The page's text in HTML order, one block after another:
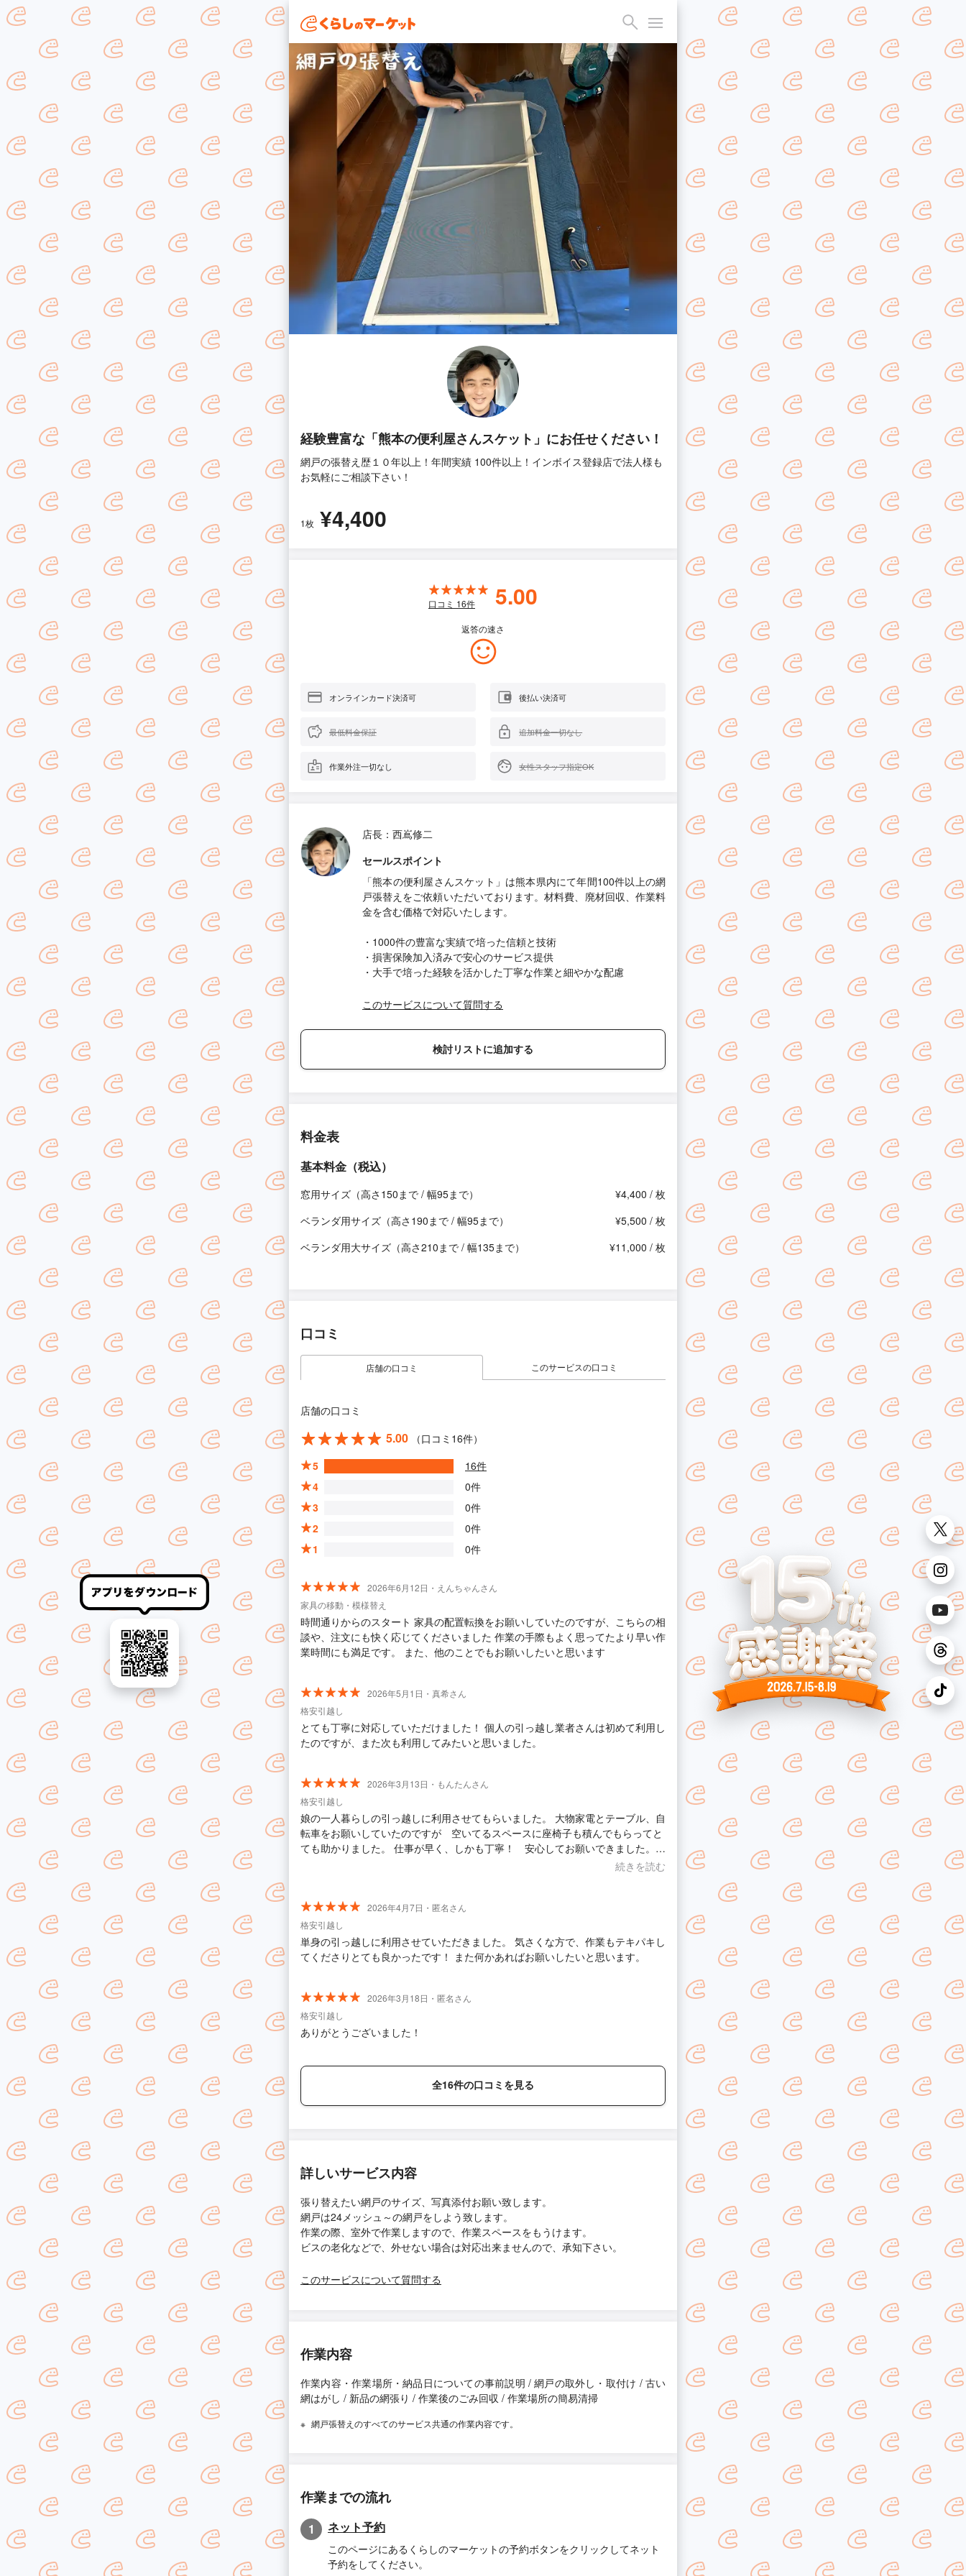
経験豊富な「熊本の便利屋さんスケット」にお任せください！
網戸の張替え歴１０年以上！年間実績 100件以上！インボイス登録店で法人様も
お気軽にご相談下さい！
1枚 ¥4,400
口コミ 16件 5.00
返答の速さ
オンラインカード決済可 後払い決済可
最低料金保証 追加料金一切なし
作業外注一切なし 女性スタッフ指定OK
店長：西嶌修二
セールスポイント
「熊本の便利屋さんスケット」は熊本県内にて年間100件以上の網
戸張替えをご依頼いただいております。材料費、廃材回収、作業料
金を含む価格で対応いたします。
・1000件の豊富な実績で培った信頼と技術
・損害保険加入済みで安心のサービス提供
・大手で培った経験を活かした丁寧な作業と細やかな配慮
このサービスについて質問する
検討リストに追加する
料金表
基本料金（税込）
窓用サイズ（高さ150まで / 幅95まで）
¥4,400 / 枚
ベランダ用サイズ（高さ190まで / 幅95まで）
¥5,500 / 枚
ベランダ用大サイズ（高さ210まで / 幅135まで）
¥11,000 / 枚
口コミ
店舗の口コミ このサービスの口コミ
店舗の口コミ
5.00
（口コミ16件）
5
16件
4
0件
3
0件
2
0件
1
0件
2026年6月12日・えんちゃんさん
家具の移動・模様替え
時間通りからのスタート 家具の配置転換をお願いしていたのですが、こちらの相
談や、注文にも快く応じてくださいました 作業の手際もよく思ってたより早い作
業時間にも満足です。 また、他のことでもお願いしたいと思います
2026年5月1日・真希さん
格安引越し
とても丁寧に対応していただけました！ 個人の引っ越し業者さんは初めて利用し
たのですが、また次も利用してみたいと思いました。
2026年3月13日・もんたんさん
格安引越し
娘の一人暮らしの引っ越しに利用させてもらいました。 大物家電とテーブル、自
転車をお願いしていたのですが 空いてるスペースに座椅子も積んでもらってと
ても助かりました。 仕事が早く、しかも丁寧！ 安心してお願いできました。ま
続きを読む
2026年4月7日・匿名さん
格安引越し
単身の引っ越しに利用させていただきました。 気さくな方で、作業もテキパキし
てくださりとても良かったです！ また何かあればお願いしたいと思います。
2026年3月18日・匿名さん
格安引越し
ありがとうございました！
全16件の口コミを見る
詳しいサービス内容
張り替えたい網戸のサイズ、写真添付お願い致します。
網戸は24メッシュ～の網戸をしよう致します。
作業の際、室外で作業しますので、作業スペースをもうけます。
ビスの老化などで、外せない場合は対応出来ませんので、承知下さい。
このサービスについて質問する
作業内容
作業内容・作業場所・納品日についての事前説明 / 網戸の取外し・取付け / 古い
網はがし / 新品の網張り / 作業後のごみ回収 / 作業場所の簡易清掃
網戸張替えのすべてのサービス共通の作業内容です。
作業までの流れ
1 ネット予約
このページにあるくらしのマーケットの予約ボタンをクリックしてネット
予約をしてください。